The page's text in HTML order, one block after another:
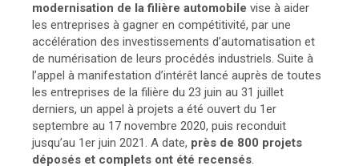
modernisation de la filière automobile vise à aider
les entreprises à gagner en compétitivité, par une
accélération des investissements d’automatisation et
de numérisation de leurs procédés industriels. Suite à
l’appel à manifestation d’intérêt lancé auprès de toutes
les entreprises de la filière du 23 juin au 31 juillet
derniers, un appel à projets a été ouvert du 1er
septembre au 17 novembre 2020, puis reconduit
jusqu’au 1er juin 2021. A date, près de 800 projets
déposés et complets ont été recensés.